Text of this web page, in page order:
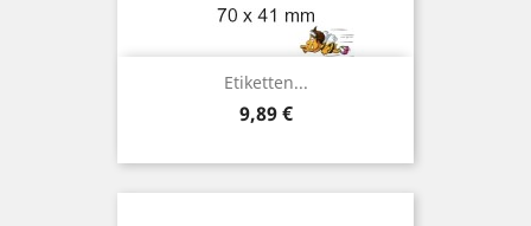
Etiketten...
Preis
9,89 €